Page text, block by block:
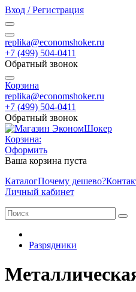
Вход / Регистрация
replika@economshoker.ru
+7 (499) 504-0411
Обратный звонок
Корзина
replika@economshoker.ru
+7 (499) 504-0411
Обратный звонок
Корзина:
Оформить
Ваша корзина пуста
КаталогПочему дешево?
Личный кабинет
Разрядники